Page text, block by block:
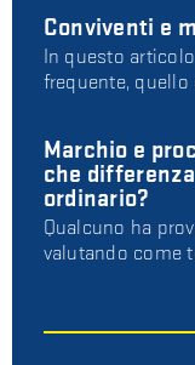
Conviventi e
In questo
frequente,
Marchio e
che
ordinario?
Qualcuno ha
valutando come